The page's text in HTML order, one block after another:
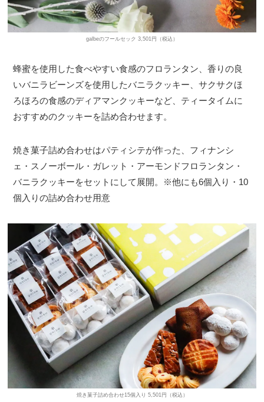
galbeのフールセック 3,501円（税込）
蜂蜜を使用した食べやすい食感のフロランタン、香りの良
いバニラビーンズを使用したバニラクッキー、サクサクほ
ろほろの食感のディアマンクッキーなど、ティータイムに
おすすめのクッキーを詰め合わせます。
焼き菓子詰め合わせはパティシテが作った、フィナンシ
ェ・スノーボール・ガレット・アーモンドフロランタン・
バニラクッキーをセットにして展開。※他にも6個入り・10
個入りの詰め合わせ用意
焼き菓子詰め合わせ15個入り 5,501円（税込）